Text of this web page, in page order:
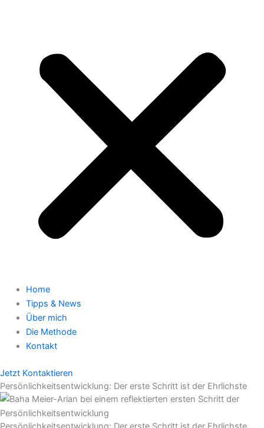
Home
Tipps & News
Über mich
Die Methode
Kontakt
Jetzt Kontaktieren
Persönlichkeitsentwicklung: Der erste Schritt ist der Ehrlichste